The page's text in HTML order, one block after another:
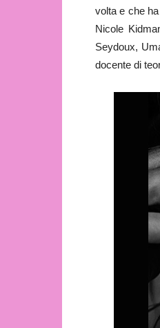
volta e che
Nicole
Seydoux,
docente di